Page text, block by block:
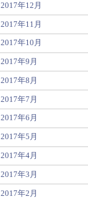
2017年12月
2017年11月
2017年10月
2017年9月
2017年8月
2017年7月
2017年6月
2017年5月
2017年4月
2017年3月
2017年2月